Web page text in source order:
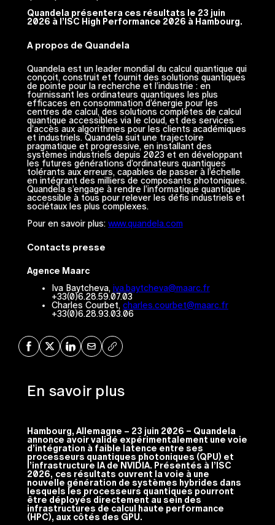
Quandela présentera ces résultats le 23 juin
2026 à l’ISC High Performance 2026 à Hambourg.
A propos de Quandela
Quandela est un leader mondial du calcul quantique qui
conçoit, construit et fournit des solutions quantiques
de pointe pour la recherche et l’industrie : en
fournissant les ordinateurs quantiques les plus
efficaces en consommation d’énergie pour les
centres de calcul, des solutions complètes de calcul
quantique accessibles via le cloud, et des services
d’accès aux algorithmes pour les clients académiques
et industriels. Quandela suit une trajectoire
pragmatique et progressive, en installant des
systèmes industriels depuis 2023 et en développant
les futures générations d’ordinateurs quantiques
tolérants aux erreurs, capables de passer à l’échelle
en intégrant des milliers de composants photoniques.
Quandela s’engage à rendre l’informatique quantique
accessible à tous pour relever les défis industriels et
sociétaux les plus complexes.
Pour en savoir plus: www.quandela.com
Contacts presse
Agence Maarc
Iva Baytcheva, iva.baytcheva@maarc.fr
+33(0)6.28.59.07.03
Charles Courbet, charles.courbet@maarc.fr
+33(0)6.28.93.03.06
Share on Facebook
Share on XShare on LinkedIn
Share via Mail
Copy URL
En savoir plus
Hambourg, Allemagne – 23 juin 2026 – Quandela
annonce avoir validé expérimentalement une voie
d’intégration à faible latence entre ses
processeurs quantiques photoniques (QPU) et
l’infrastructure IA de NVIDIA. Présentés à l’ISC
2026, ces résultats ouvrent la voie à une
nouvelle génération de systèmes hybrides dans
lesquels les processeurs quantiques pourront
être déployés directement au sein des
infrastructures de calcul haute performance
(HPC), aux côtés des GPU.